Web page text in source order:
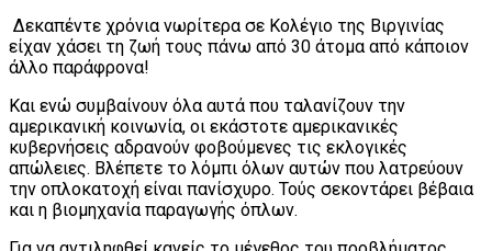
Δεκαπέντε χρόνια νωρίτερα σε Κολέγιο της Βιργινίας
είχαν χάσει τη ζωή τους πάνω από 30 άτομα από κάποιον
άλλο παράφρονα!
Και ενώ συμβαίνουν όλα αυτά που ταλανίζουν την
αμερικανική κοινωνία, οι εκάστοτε αμερικανικές
κυβερνήσεις αδρανούν φοβούμενες τις εκλογικές
απώλειες. Βλέπετε το λόμπι όλων αυτών που λατρεύουν
την οπλοκατοχή είναι πανίσχυρο. Τούς σεκοντάρει βέβαια
και η βιομηχανία παραγωγής όπλων.